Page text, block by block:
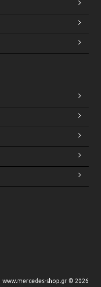
www.mercedes-shop.gr © 2026